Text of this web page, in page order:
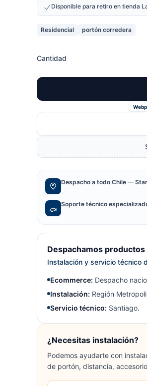
Disponible para retiro en tienda
Residencial portón corredera
Cantidad
Despacho a todo Chile —
Soporte técnico
Despachamos productos
Instalación y servicio técnico
Ecommerce: Despacho
Instalación: Región
Servicio técnico: Santiago.
¿Necesitas instalación?
Podemos ayudarte con
de portón, distancia,